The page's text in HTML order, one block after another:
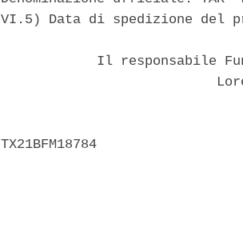
VI.5) Data di spedizione del
Il responsabile